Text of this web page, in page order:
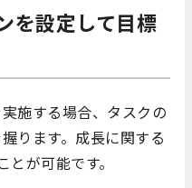
を設定して目標
施する場合、タスクの
ります。成長に関する
が可能です。